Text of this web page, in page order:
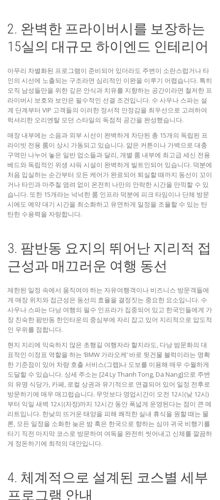
2. 완벽한 프라이버시를 보장하는
15실의 대규모 하이엔드 인테리어
아무리 차별화된 프로그램이 준비되어 있더라도 주변이 소란스럽거나 타
인의 시선에 노출되는 구조라면 심리적인 이완을 이루기 어렵습니다. 특히
오직 남성들만을 위한 깊은 안식과 치유를 지향하는 공간이라면 철저한 프
라이버시 보호와 보안은 필수적인 선결 조건입니다. 수 사우나 스파는 설
계 단계부터 VIP 고객들의 이러한 정서적 안정감을 최우선으로 고려하여
럭셔리한 오리엔탈 모던 스타일의 독점적 공간을 완성했습니다.
매장 내부에는 소음과 외부 시선이 완벽하게 차단된 총 15개의 독립된 프
라이빗 전용 룸이 상시 가동되고 있습니다. 얇은 커튼이나 가벽으로 대충
구역만 나누어 놓은 일반 업소들과 달리, 개별 룸 내부에 최고급 세신 전용
베드와 독립적인 위생 샤워 시설이 완벽하게 빌트인되어 있습니다. 덕분에
처음 입실하는 순간부터 모든 케어가 완료되어 퇴실할 때까지 동선이 꼬이
거나 타인과 마주칠 염려 없이 온전히 나만의 안락한 시간을 만끽할 수 있
습니다. 또한 15개라는 넉넉한 룸 인프라 덕분에 피크 타임이나 단체 방문
시에도 예약 대기 시간을 최소화하고 유연하게 일정을 조율할 수 있는 탄
탄한 수용력을 자랑합니다.
3. 팜반동 요지의 뛰어난 지리적 접
근성과 매끄러운 여행 동선
제한된 일정 속에서 움직여야 하는 자유여행객이나 비즈니스 방문객들에
게 매장 위치와 접근성은 동선의 효율을 결정짓는 중요한 요소입니다. 수
사우나 스파는 다낭 여행의 필수 인프라가 집중되어 있고 한국인들에게 가
장 친숙한 팜반동 한인타운의 중심부에 자리 잡고 있어 지리적으로 압도적
인 우위를 점합니다.
현지 지리에 익숙하지 않은 초행길 여행자라 할지라도, 다낭 밤문화의 대
표적인 이정표 역할을 하는 ‘BMW 가라오케’ 바로 뒷건물 블럭이라는 명확
한 기준점이 있어 차량 호출 서비스(그랩)나 도보를 이용해 매우 수월하게
도달할 수 있습니다. 상세 주소는 [24 Ly Thanh Tong, Da Nang]으로 주변
의 유명 식당가, 카페, 로컬 상권과 유기적으로 연결되어 있어 일정 전후로
방문하기에 매우 매끄럽습니다. 무엇보다 영업시간이 오전 12시(낮 12시)
부터 익일 새벽 12시(자정)까지 12시간 동안 폭넓게 운영된다는 점이 큰 메
리트입니다. 한낮의 뜨거운 태양을 피해 쾌적한 실내 휴식을 원할 때는 물
론, 모든 일정을 소화한 늦은 밤 혹은 한국으로 향하는 심야 귀국 비행기를
타기 직전 마지막 코스로 방문하여 여독을 완전히 씻어내고 신체를 깔끔하
게 정돈하기에 최적의 대안입니다.
4. 체계적으로 설계된 코스별 세부
프로그램 안내